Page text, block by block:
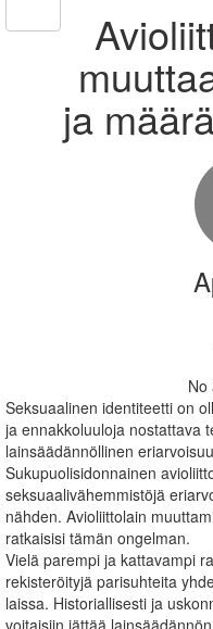
ja
No
Seksuaalinen identiteetti on
ja ennakkoluuloja nostattava
lainsäädännöllinen
Sukupuolisidonnainen
seksuaalivähemmistöjä
nähden. Avioliittolain
ratkaisisi tämän ongelman.
Vielä parempi ja kattavampi
rekisteröityjä parisuhteita
laissa. Historiallisesti ja
voitaisiin jättää